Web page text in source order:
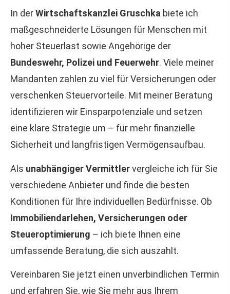
In derWirtschaftskanzlei Gruschka biete ich
maßgeschneiderte Lösungen für Menschen mit
hoher Steuerlast sowie Angehörige der
Bundeswehr, Polizei und Feuerwehr. Viele meiner
Mandanten zahlen zu viel für Versicherungen oder
verschenken Steuervorteile. Mit meiner Beratung
identifizieren wir Einsparpotenziale und setzen
eine klare Strategie um – für mehr finanzielle
Sicherheit und langfristigen Vermögensaufbau.
Als unabhängiger Vermittlervergleiche ich für Sie
verschiedene Anbieter und finde die besten
Konditionen für Ihre individuellen Bedürfnisse. Ob
Immobiliendarlehen, Versicherungen oder
Steueroptimierung – ich biete Ihnen eine
umfassende Beratung, die sich auszahlt.
Vereinbaren Sie jetzt einen unverbindlichen Termin
und erfahren Sie, wie Sie mehr aus Ihrem